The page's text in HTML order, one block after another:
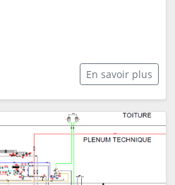
En savoir plus